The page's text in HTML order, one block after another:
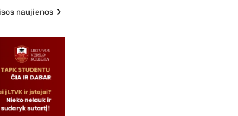
naujienos